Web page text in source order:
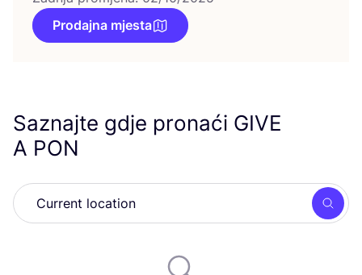
Prodajna mjesta
Saznajte gdje pronaći GIVE
A PON